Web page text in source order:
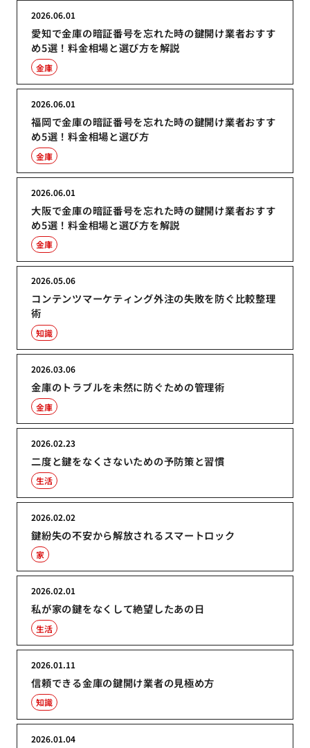
愛知で金庫の暗証番号を忘れた時の鍵開け業者おすす
め5選！料金相場と選び方を解説
2026.06.01
金庫
福岡で金庫の暗証番号を忘れた時の鍵開け業者おすす
め5選！料金相場と選び方
2026.06.01
金庫
大阪で金庫の暗証番号を忘れた時の鍵開け業者おすす
め5選！料金相場と選び方を解説
2026.06.01
金庫
コンテンツマーケティング外注の失敗を防ぐ比較整理
術
2026.05.06
知識
金庫のトラブルを未然に防ぐための管理術
2026.03.06
金庫
二度と鍵をなくさないための予防策と習慣
2026.02.23
生活
鍵紛失の不安から解放されるスマートロック
2026.02.02
家
私が家の鍵をなくして絶望したあの日
2026.02.01
生活
信頼できる金庫の鍵開け業者の見極め方
2026.01.11
知識
2026.01.04